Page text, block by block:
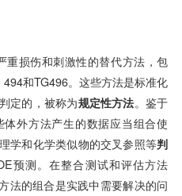
重损伤和刺激性的替代方法，包
和TG496。这些方法是标准化
定的，被称为规定性方法。鉴于
外方法产生的数据应当组合使
学和化学类似物的交叉参照等判
预测。在整合测试和评估方法
法的组合是实践中需要解决的问